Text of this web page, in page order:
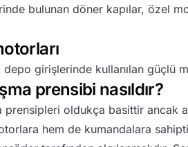
bulunan döner kapılar, özel
depo girişlerinde kullanılan güçlü
prensibi nasıldır?
prensipleri oldukça basittir ancak
hem de kumandalara